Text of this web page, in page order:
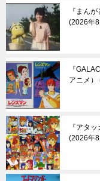
『まん
2026年
『
アニメ）
『アタ
2026年